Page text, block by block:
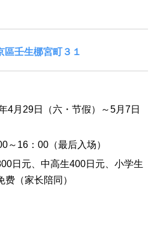
區壬生梛宮町３１
4月29日（六・节假）～5月7日
～16：00（最后入场）
日元、中高生400日元、小学生
费（家长陪同）